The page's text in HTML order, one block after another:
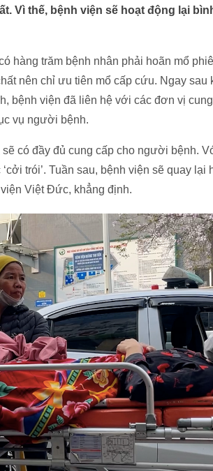
Vì thế, bệnh viện sẽ hoạt động lại
hàng trăm bệnh nhân phải hoãn mổ
nên chỉ ưu tiên mổ cấp cứu. Ngay sau
bệnh viện đã liên hệ với các đơn vị
vụ người bệnh.
có đầy đủ cung cấp cho người bệnh.
trói’. Tuần sau, bệnh viện sẽ quay lại
Việt Đức, khẳng định.